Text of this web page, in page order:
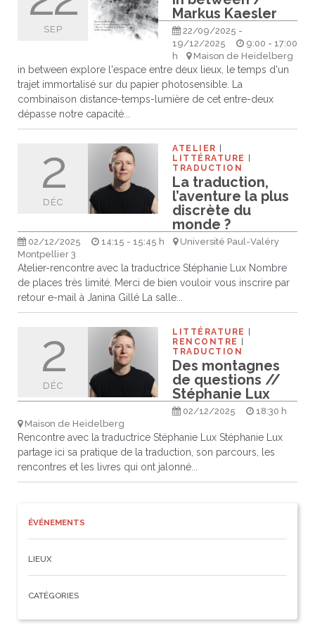
Niveaux de base
Cours thématiques
Atelier de chant
Formation professionnelle
Cours enfants / ados
Stages intensifs
Centre d’examens
Inscriptions et tarifs
Tandem linguistique
Infos profs d’allemand
Formation des enseignants
Section Internationale Allemand
AbiBac
Cercle de lecture
écolotude
Coaching individuel
Point info
Volontariat écologique
Opportunités
Petites annonces
Parcourir les annonces
Rédiger une annonce
Brieffreunde@correspondants
Classe@Klasse
Inscription pour les classes françaises
Anmeldung für deutsche Klassen
Inscription à notre newsletter
Notre équipe
Equipe de Heidelberg
Jumelage Heidelberg / Montpellier
50 ans en 2016
Maison de Montpellier
Plan d’accès
Partenaires institutionnels
Coopérations culturelles et pédagogiques
Réseaux franco-allemands en LR
Réseau d’affaires
Liens utiles
99Ballons
évenement
DATE
CATÉGORIE
VILLE
SEP
Markus Kaesler
22/09/2025 -
19/12/2025
9:00 - 17:00
h
Maison de Heidelberg
in between explore l'espace entre deux lieux, le temps d'un
trajet immortalisé sur du papier photosensible. La
combinaison distance-temps-lumière de cet entre-deux
dépasse notre capacité...
2
DÉC
ATELIER
LITTÉRATURE
TRADUCTION
La traduction,
l’aventure la plus
discrète du
monde ?
02/12/2025 14:15 - 15:45 h
Université Paul-Valéry
Montpellier 3
Atelier-rencontre avec la traductrice Stéphanie Lux Nombre
de places très limité. Merci de bien vouloir vous inscrire par
retour e-mail à Janina Gillé La salle...
2
DÉC
LITTÉRATURE
RENCONTRE
TRADUCTION
Des montagnes
de questions //
Stéphanie Lux
02/12/2025
18:30 h
Maison de Heidelberg
Rencontre avec la traductrice Stéphanie Lux Stéphanie Lux
partage ici sa pratique de la traduction, son parcours, les
rencontres et les livres qui ont jalonné...
ÉVÉNEMENTS
LIEUX
CATÉGORIES